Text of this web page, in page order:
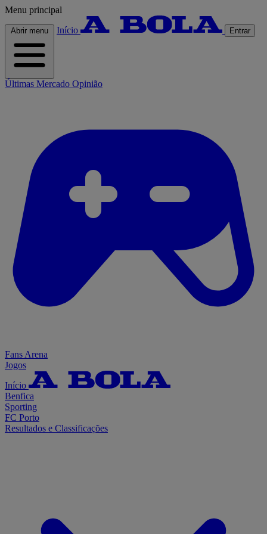
Menu principal
Abrir menu Início Entrar
Últimas Mercado Opinião
Fans Arena
Jogos
Início
Benfica
Sporting
FC Porto
Resultados e Classificações